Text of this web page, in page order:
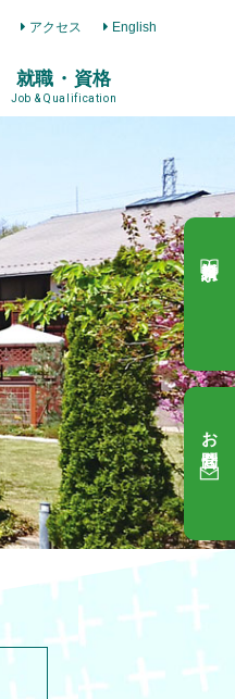
アクセス English
就職・資格
Job & Qualification
お問合せ